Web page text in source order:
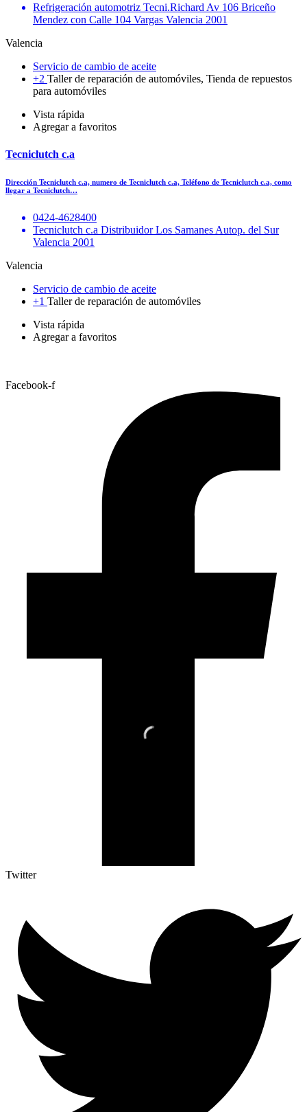
Refrigeración automotriz Tecni.Richard Av 106 Briceño
Mendez con Calle 104 Vargas Valencia 2001
Valencia
Servicio de cambio de aceite
+2 Taller de reparación de automóviles, Tienda de repuestos
para automóviles
Vista rápida
Agregar a favoritos
Tecniclutch c.a
Dirección Tecniclutch c.a, numero de Tecniclutch c.a, Teléfono de Tecniclutch c.a, como
llegar a Tecniclutch…
0424-4628400
Tecniclutch c.a Distribuidor Los Samanes Autop. del Sur
Valencia 2001
Valencia
Servicio de cambio de aceite
+1 Taller de reparación de automóviles
Vista rápida
Agregar a favoritos
Facebook-f
Twitter